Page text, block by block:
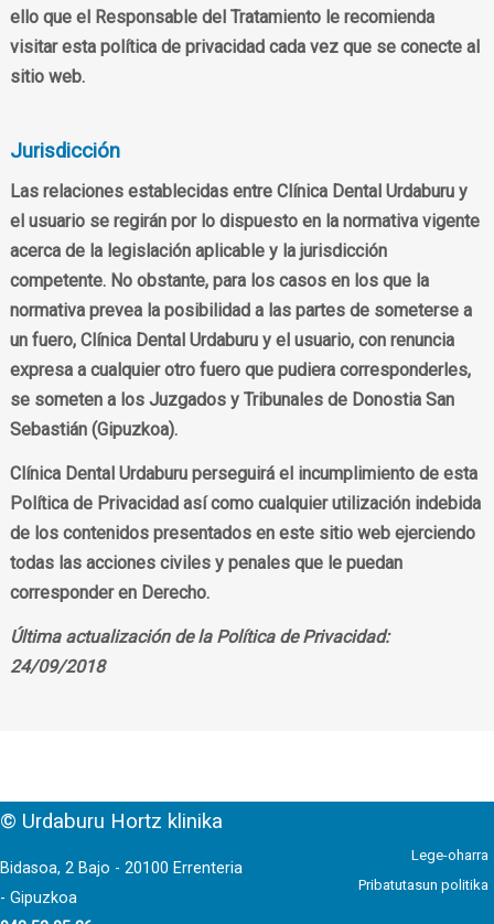
ello que el Responsable del Tratamiento le recomienda
visitar esta política de privacidad cada vez que se conecte al
sitio web.
Jurisdicción
Las relaciones establecidas entre Clínica Dental Urdaburu y
el usuario se regirán por lo dispuesto en la normativa vigente
acerca de la legislación aplicable y la jurisdicción
competente. No obstante, para los casos en los que la
normativa prevea la posibilidad a las partes de someterse a
un fuero, Clínica Dental Urdaburu y el usuario, con renuncia
expresa a cualquier otro fuero que pudiera corresponderles,
se someten a los Juzgados y Tribunales de Donostia San
Sebastián (Gipuzkoa).
Clínica Dental Urdaburu perseguirá el incumplimiento de esta
Política de Privacidad así como cualquier utilización indebida
de los contenidos presentados en este sitio web ejerciendo
todas las acciones civiles y penales que le puedan
corresponder en Derecho.
Última actualización de la Política de Privacidad:
24/09/2018
© Urdaburu Hortz klinika
Bidasoa, 2 Bajo - 20100 Errenteria
- Gipuzkoa
Lege-oharra
Pribatutasun politika